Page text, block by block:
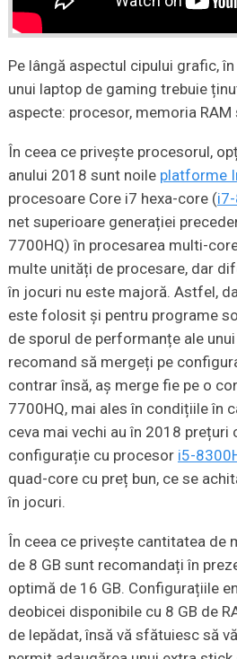
Pe lângă aspectul cipului grafic,
unui laptop de gaming trebuie
aspecte: procesor, memoria RAM
În ceea ce privește procesorul,
anului 2018 sunt noile platforme
procesoare Core i7 hexa-core (
net superioare generației
7700HQ) în procesarea multi-
multe unități de procesare, dar
în jocuri nu este majoră. Astfel,
este folosit și pentru programe
de sporul de performanțe ale
recomand să mergeți pe
contrar însă, aș merge fie pe o
7700HQ, mai ales în condițiile în
ceva mai vechi au în 2018 prețuri
configurație cu procesor i5-
quad-core cu preț bun, ce se
în jocuri.
În ceea ce privește cantitatea de
de 8 GB sunt recomandați în
optimă de 16 GB. Configurațiile
deobicei disponibile cu 8 GB de
de lepădat, însă vă sfătuiesc să